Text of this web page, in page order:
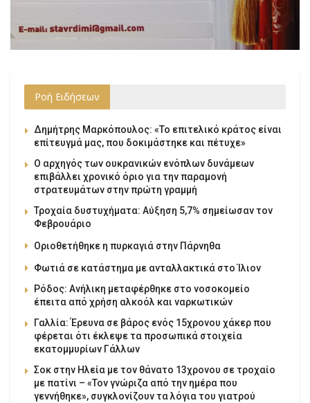
Ροή Ειδήσεων
Δημήτρης Μαρκόπουλος: «Το επιτελικό κράτος είναι
επίτευγμά μας, που δοκιμάστηκε και πέτυχε»
Ο αρχηγός των ουκρανικών ενόπλων δυνάμεων
επιβάλλει χρονικό όριο για την παραμονή
στρατευμάτων στην πρώτη γραμμή
Τροχαία δυστυχήματα: Αύξηση 5,7% σημείωσαν τον
Φεβρουάριο
Οριοθετήθηκε η πυρκαγιά στην Πάρνηθα
Φωτιά σε κατάστημα με ανταλλακτικά στο Ίλιον
Ρόδος: Ανήλικη μεταφέρθηκε στο νοσοκομείο
έπειτα από χρήση αλκοόλ και ναρκωτικών
Γαλλία: Έρευνα σε βάρος ενός 15χρονου χάκερ που
φέρεται ότι έκλεψε τα προσωπικά στοιχεία
εκατομμυρίων Γάλλων
Σοκ στην Ηλεία με τον θάνατο 13χρονου σε τροχαίο
με πατίνι – «Τον γνώριζα από την ημέρα που
γεννήθηκε», συγκλονίζουν τα λόγια του γιατρού